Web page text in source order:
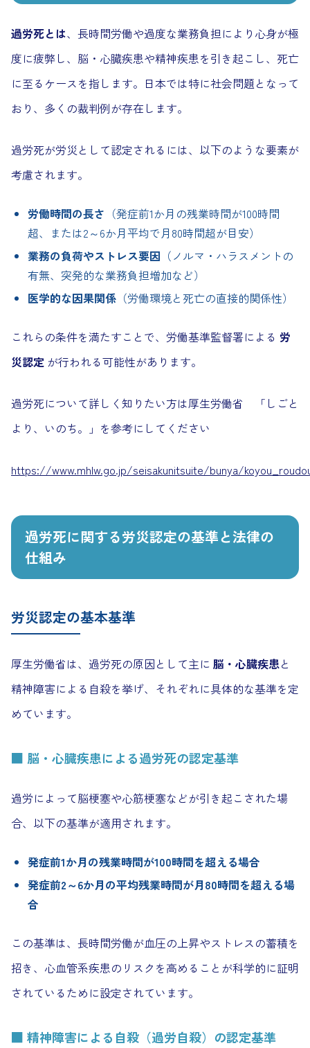
過労死とは、長時間労働や過度な業務負担により心身が極
度に疲弊し、脳・心臓疾患や精神疾患を引き起こし、死亡
に至るケースを指します。日本では特に社会問題となって
おり、多くの裁判例が存在します。
過労死が労災として認定されるには、以下のような要素が
考慮されます。
労働時間の長さ （発症前1か月の残業時間が100時間
超、または2～6か月平均で月80時間超が目安）
業務の負荷やストレス要因 （ノルマ・ハラスメントの
有無、突発的な業務負担増加など）
医学的な因果関係 （労働環境と死亡の直接的関係性）
これらの条件を満たすことで、労働基準監督署による 労
災認定 が行われる可能性があります。
過労死について詳しく知りたい方は厚生労働省 「しごと
より、いのち。」を参考にしてください
https://www.mhlw.go.jp/seisakunitsuite/bunya/
過労死に関する労災認定の基準と法律の
仕組み
労災認定の基本基準
厚生労働省は、過労死の原因として主に 脳・心臓疾患と
精神障害による自殺を挙げ、それぞれに具体的な基準を定
めています。
■ 脳・心臓疾患による過労死の認定基準
過労によって脳梗塞や心筋梗塞などが引き起こされた場
合、以下の基準が適用されます。
発症前1か月の残業時間が100時間を超える場合
発症前2～6か月の平均残業時間が月80時間を超える場
合
この基準は、長時間労働が血圧の上昇やストレスの蓄積を
招き、心血管系疾患のリスクを高めることが科学的に証明
されているために設定されています。
■ 精神障害による自殺（過労自殺）の認定基準